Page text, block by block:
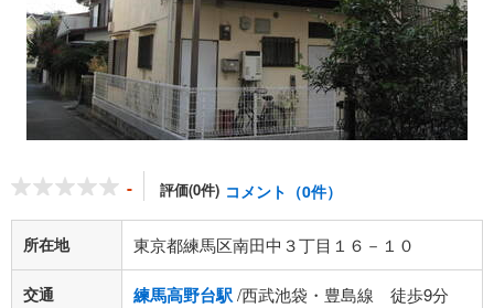
- 評価(0件) コメント（0件）
所在地 東京都練馬区南田中３丁目１６－１０
交通 練馬高野台駅/西武池袋・豊島線 徒歩9分